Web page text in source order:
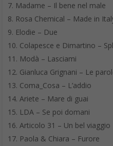
Madame – Il bene nel male
Rosa Chemical – Made in
Elodie – Due
Colapesce e Dimartino –
Modà – Lasciami
Gianluca Grignani – Le
Coma_Cosa – L’addio
Ariete – Mare di guai
LDA – Se poi domani
Articolo 31 – Un bel viaggio
Paola & Chiara – Furore